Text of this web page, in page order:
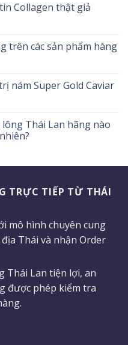
Collagen thật giả
trên các sản phẩm hàng
nám Super Gold Caviar
Thái Lan hãng nào
TRỰC TIẾP TỪ THÁI
mô hình chuyên cung
Thái và nhận Order
Thái Lan tiện lợi, an
được phép kiểm tra